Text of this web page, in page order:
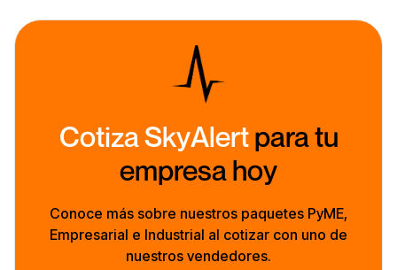
Cotiza SkyAlertpara tu
empresa hoy
Conoce más sobre nuestros paquetes PyME,
Empresarial e Industrial al cotizar con uno de
nuestros vendedores.